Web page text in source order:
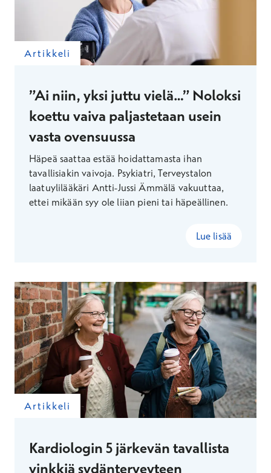
Artikkeli
”Ai niin, yksi juttu vielä…” Noloksi
koettu vaiva paljastetaan usein
vasta ovensuussa
Häpeä saattaa estää hoidattamasta ihan
tavallisiakin vaivoja. Psykiatri, Terveystalon
laatuylilääkäri Antti-Jussi Ämmälä vakuuttaa,
ettei mikään syy ole liian pieni tai häpeällinen.
Lue lisää
Artikkeli
Kardiologin 5 järkevän tavallista
vinkkiä sydänterveyteen